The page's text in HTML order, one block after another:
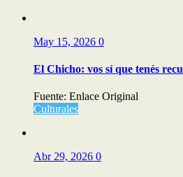
May 15, 2026 0
El Chicho: vos sí que tenés
Fuente: Enlace Original
Culturales
Abr 29, 2026 0